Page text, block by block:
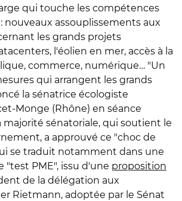
qui touche les compétences
nouveaux assouplissements aux
les grands projets
l'éolien en mer, accès à la
commerce, numérique… "Un
qui arrangent les grands
la sénatrice écologiste
Monge (Rhône) en séance
majorité sénatoriale, qui soutient le
a approuvé ce "choc de
se traduit notamment dans une
"test PME", issu d'une proposition
de la délégation aux
Rietmann, adoptée par le Sénat